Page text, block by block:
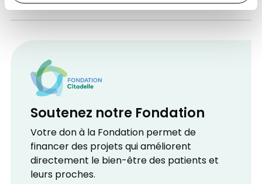
Soutenez notre Fondation
Votre don à la Fondation permet de
financer des projets qui améliorent
directement le bien-être des patients et
leurs proches.